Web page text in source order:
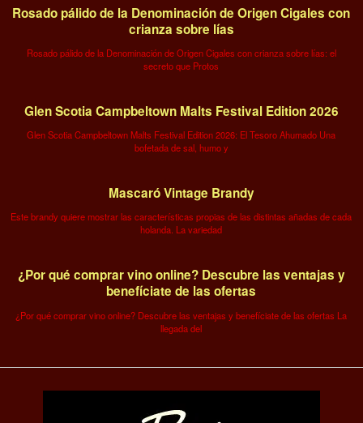
Rosado pálido de la Denominación de Origen Cigales con
crianza sobre lías
Rosado pálido de la Denominación de Origen Cigales con crianza sobre lías: el
secreto que Protos
Glen Scotia Campbeltown Malts Festival Edition 2026
Glen Scotia Campbeltown Malts Festival Edition 2026: El Tesoro Ahumado Una
bofetada de sal, humo y
Mascaró Vintage Brandy
Este brandy quiere mostrar las características propias de las distintas añadas de cada
holanda. La variedad
¿Por qué comprar vino online? Descubre las ventajas y
benefíciate de las ofertas
¿Por qué comprar vino online? Descubre las ventajas y benefíciate de las ofertas La
llegada del